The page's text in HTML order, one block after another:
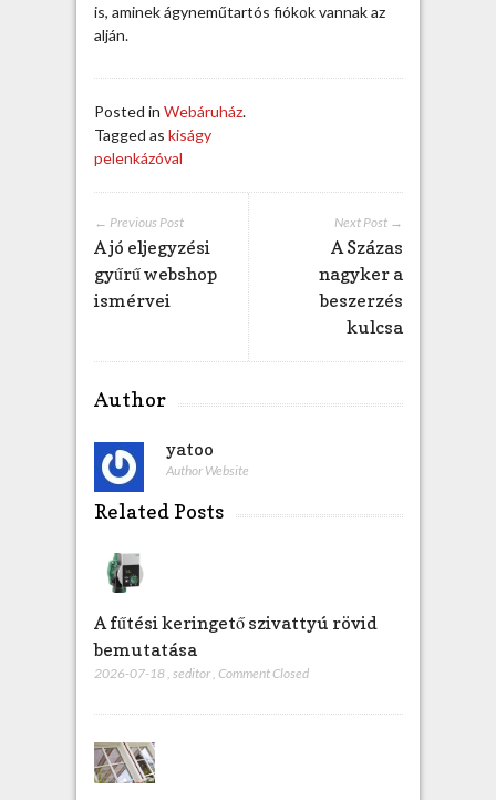
b
e
s
is, aminek ágyneműtartós fiókok vannak az
alján.
Posted in Webáruház.
Tagged as kiságy
pelenkázóval
Next Post →
A Százas
nagyker a
beszerzés
kulcsa
← Previous Post
A jó eljegyzési
gyűrű webshop
ismérvei
Author
yatoo
Author Website
Related Posts
A fűtési keringető szivattyú rövid
bemutatása
2026-07-18, seditor, Comment Closed